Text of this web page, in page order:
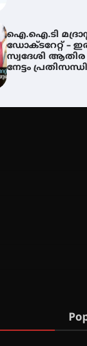
ഐ.ഐ.ടി
ഡോക്ടറേറ്റ് –
സ്വദേശി
നേട്ടം